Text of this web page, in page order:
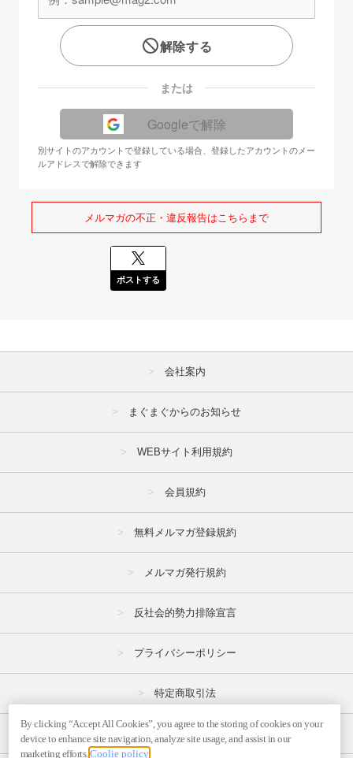
解除する
または
Googleで解除
別サイトのアカウントで登録している場合、登録したアカウントのメー
ルアドレスで解除できます
メルマガの不正・違反報告はこちらまで
ポストする
会社案内
まぐまぐからのお知らせ
WEBサイト利用規約
会員規約
無料メルマガ登録規約
メルマガ発行規約
反社会的勢力排除宣言
プライバシーポリシー
特定商取引法
広告掲載はこちら
By clicking “Accept All Cookies”, you agree to the storing of cookies on your
device to enhance site navigation, analyze site usage, and assist in our
marketing efforts.Coolie policy